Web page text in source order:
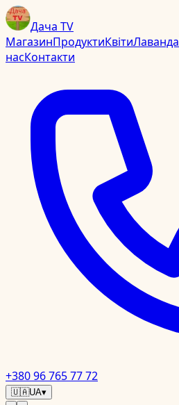
Дача TV
МагазинПродуктиКвітиЛаванда
насКонтакти
+380 96 765 77 72
🇺🇦UA▾